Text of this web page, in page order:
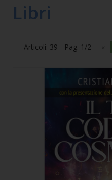
SEMINARI IN DIFFERITA
CONDIZIONI DI VENDITA
Libri
Articoli: 39 - Pag. 1/2